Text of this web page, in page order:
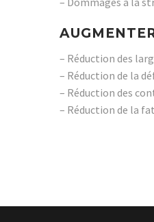
– Réduction des
– Réduction de la
– Réduction des
– Réduction de la